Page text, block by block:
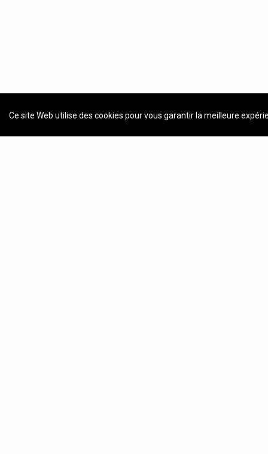
Ce site Web utilise des cookies pour vous garantir la meilleure